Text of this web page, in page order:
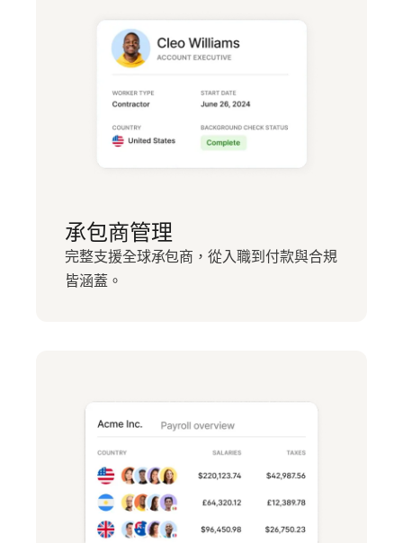
承包商管理
完整支援全球承包商，從入職到付款與合規
皆涵蓋。